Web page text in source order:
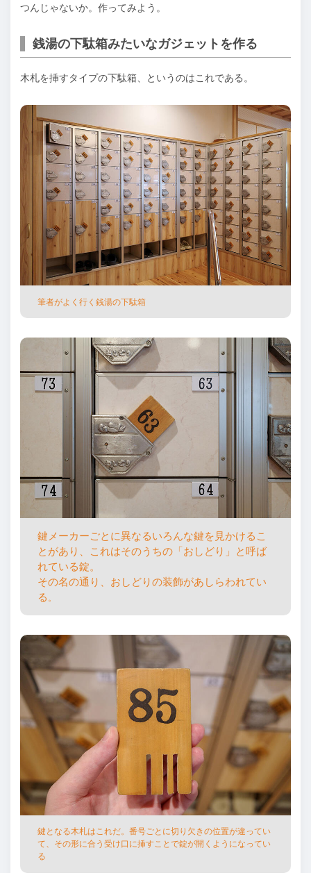
つんじゃないか。作ってみよう。
銭湯の下駄箱みたいなガジェットを作る
⽊札を挿すタイプの下駄箱、というのはこれである。
筆者がよく⾏く銭湯の下駄箱
鍵メーカーごとに異なるいろんな鍵を見かけるこ
とがあり、これはそのうちの「おしどり」と呼ば
れている錠。
その名の通り、おしどりの装飾があしらわれてい
る 。
鍵となる⽊札はこれだ。番号ごとに切り⽋きの位置が違ってい
て、その形に合う受け⼝に挿すことで錠が開くようになってい
る